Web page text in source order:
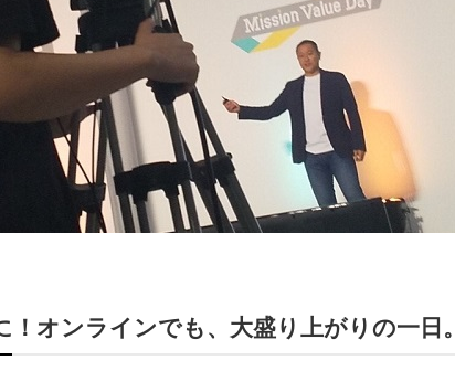
オンラインでも、大盛り上がりの一日。